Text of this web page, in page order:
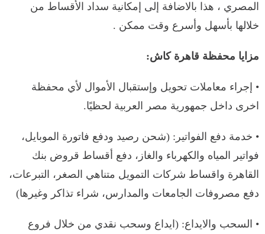
المصري ، هذا بالاضافة إلى إمكانية سداد الأقساط من
خلالها بأسهل وأسرع وقت ممكن .
مزايا محفظة قاهرة كاش:
• إجراء معاملات تحويل وإستقبال الأموال لأي محفظة
اخرى داخل جمهورية مصر العربية لحظيًا.
• خدمة دفع الفواتير: (شحن رصيد ودفع فاتورة الموبايل،
فواتير المياه والكهرباء والغاز، دفع أقساط قروض بنك
القاهرة واقساط شركات التمويل متناهي الصغر، التبرعات،
دفع مصروفات الجامعات والمدارس، شراء تذاكر وغيرها)
• السحب والايداع: (ايداع وسحب نقدي من خلال فروع